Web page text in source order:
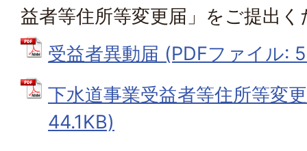
益者等住所等変更届」をご提出
受益者異動届 (PDFファイル:
下水道事業受益者等住所等変
44.1KB)